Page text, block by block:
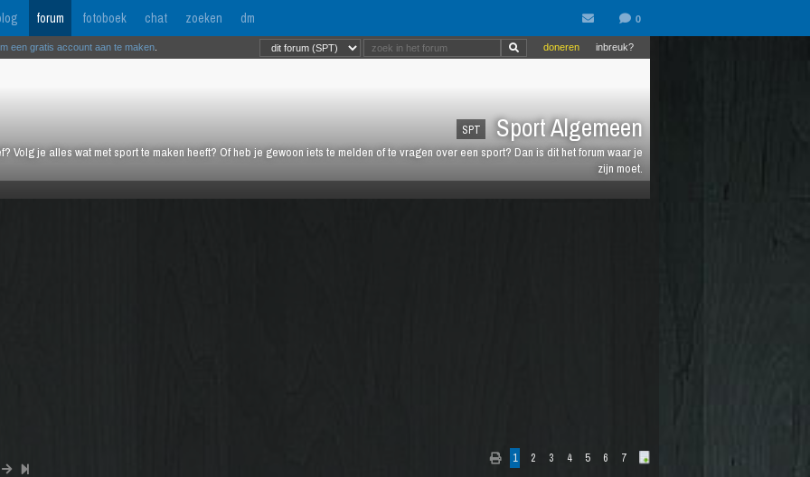
forum fotoboek chat zoeken dm
SPT Sport Algemeen
Volg je alles wat met sport te maken heeft? Of heb je gewoon iets te melden of te vragen over een sport? Dan is dit het forum waar je
zijn moet.
inbreuk?
doneren
een gratis account aan te maken
1 2 3 4 5 6 7